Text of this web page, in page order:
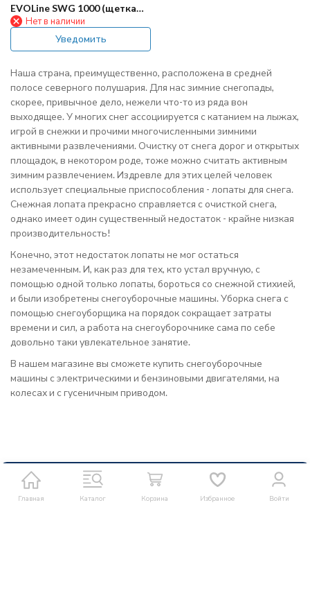
EVOLine SWG 1000 (щетка
для снега)
Нет в наличии
Уведомить
Наша страна, преимущественно, расположена в средней
полосе северного полушария. Для нас зимние снегопады,
скорее, привычное дело, нежели что-то из ряда вон
выходящее. У многих снег ассоциируется с катанием на лыжах,
игрой в снежки и прочими многочисленными зимними
активными развлечениями. Очистку от снега дорог и открытых
площадок, в некотором роде, тоже можно считать активным
зимним развлечением. Издревле для этих целей человек
использует специальные приспособления - лопаты для снега.
Снежная лопата прекрасно справляется с очисткой снега,
однако имеет один существенный недостаток - крайне низкая
производительность!
Конечно, этот недостаток лопаты не мог остаться
незамеченным. И, как раз для тех, кто устал вручную, с
помощью одной только лопаты, бороться со снежной стихией,
и были изобретены снегоуборочные машины. Уборка снега с
помощью снегоуборщика на порядок сокращает затраты
времени и сил, а работа на снегоуборочнике сама по себе
довольно таки увлекательное занятие.
В нашем магазине вы сможете купить снегоуборочные
машины с электрическими и бензиновыми двигателями, на
колесах и с гусеничным приводом.
Главная Каталог Корзина Избранное Войти